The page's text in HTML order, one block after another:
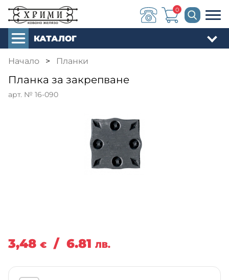
0
КАТАЛОГ
Начало > Планки
Планка за закрепване
арт. № 16-090
3,48 € / 6.81 ЛВ.